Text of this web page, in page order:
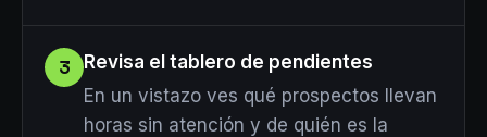
3
Revisa el tablero de pendientes
En un vistazo ves qué prospectos llevan
horas sin atención y de quién es la